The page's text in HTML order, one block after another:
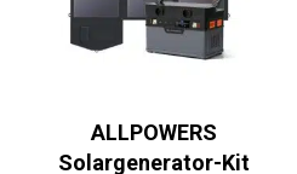
ALLPOWERS
Solargenerator-Kit